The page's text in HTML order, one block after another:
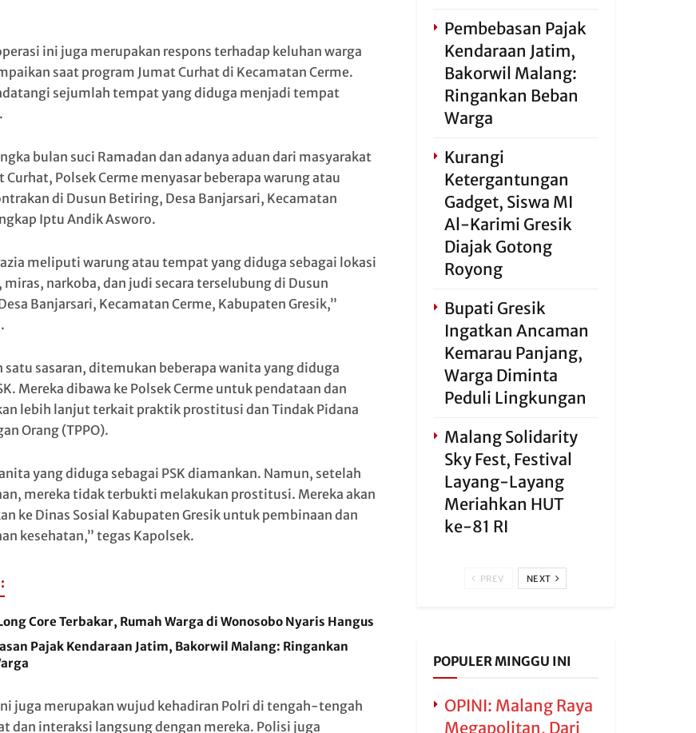
ini juga merupakan respons terhadap keluhan warga
saat program Jumat Curhat di Kecamatan Cerme.
sejumlah tempat yang diduga menjadi tempat
bulan suci Ramadan dan adanya aduan dari masyarakat
Curhat, Polsek Cerme menyasar beberapa warung atau
di Dusun Betiring, Desa Banjarsari, Kecamatan
Iptu Andik Asworo.
meliputi warung atau tempat yang diduga sebagai lokasi
narkoba, dan judi secara terselubung di Dusun
Banjarsari, Kecamatan Cerme, Kabupaten Gresik,”
satu sasaran, ditemukan beberapa wanita yang diduga
Mereka dibawa ke Polsek Cerme untuk pendataan dan
lebih lanjut terkait praktik prostitusi dan Tindak Pidana
Orang (TPPO).
yang diduga sebagai PSK diamankan. Namun, setelah
mereka tidak terbukti melakukan prostitusi. Mereka akan
ke Dinas Sosial Kabupaten Gresik untuk pembinaan dan
kesehatan,” tegas Kapolsek.
Core Terbakar, Rumah Warga di Wonosobo Nyaris Hangus
Pajak Kendaraan Jatim, Bakorwil Malang: Ringankan
juga merupakan wujud kehadiran Polri di tengah-tengah
dan interaksi langsung dengan mereka. Polisi juga
Pembebasan Pajak
Kendaraan Jatim,
Bakorwil Malang:
Ringankan Beban
Warga
Kurangi
Ketergantungan
Gadget, Siswa MI
Al-Karimi Gresik
Diajak Gotong
Royong
Bupati Gresik
Ingatkan Ancaman
Kemarau Panjang,
Warga Diminta
Peduli Lingkungan
Malang Solidarity
Sky Fest, Festival
Layang-Layang
Meriahkan HUT
ke-81 RI
PREV NEXT
POPULER MINGGU INI
OPINI: Malang Raya
Megapolitan, Dari